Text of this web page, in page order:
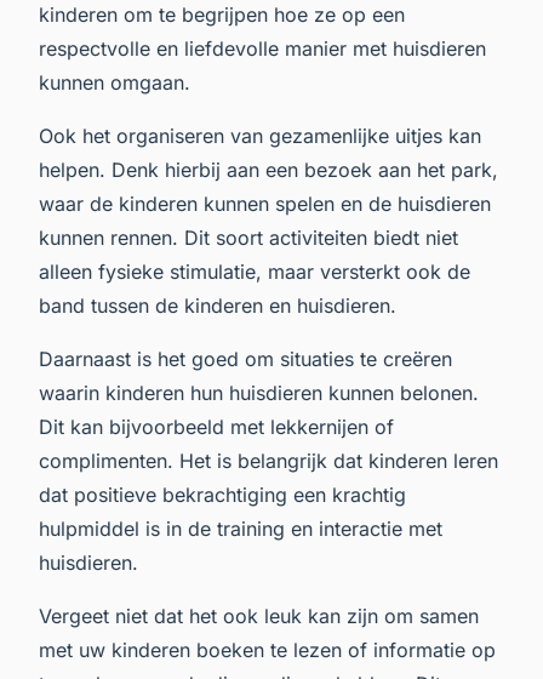
kinderen om te begrijpen hoe ze op een
respectvolle en liefdevolle manier met huisdieren
kunnen omgaan.
Ook het organiseren van gezamenlijke uitjes kan
helpen. Denk hierbij aan een bezoek aan het park,
waar de kinderen kunnen spelen en de huisdieren
kunnen rennen. Dit soort activiteiten biedt niet
alleen fysieke stimulatie, maar versterkt ook de
band tussen de kinderen en huisdieren.
Daarnaast is het goed om situaties te creëren
waarin kinderen hun huisdieren kunnen belonen.
Dit kan bijvoorbeeld met lekkernijen of
complimenten. Het is belangrijk dat kinderen leren
dat positieve bekrachtiging een krachtig
hulpmiddel is in de training en interactie met
huisdieren.
Vergeet niet dat het ook leuk kan zijn om samen
met uw kinderen boeken te lezen of informatie op